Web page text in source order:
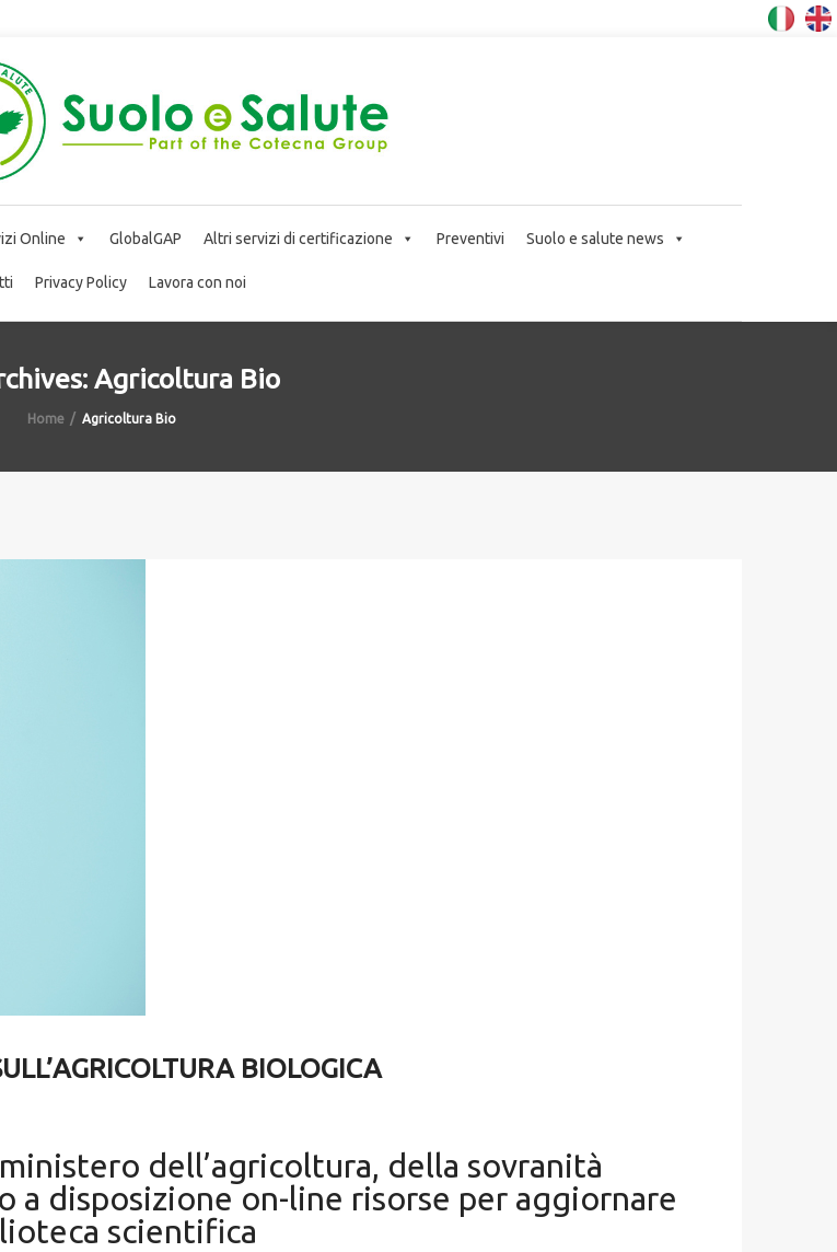
Online GlobalGAP Altri servizi di certificazione Preventivi Suolo e salute news
Privacy Policy Lavora con noi
Agricoltura Bio
Home Agricoltura Bio
BIOLOGICA
dell’agricoltura, della sovranità
disposizione on-line risorse per aggiornare
scientifica